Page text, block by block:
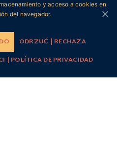
y acceso a cookies en
del navegador.
ODRZUĆ | RECHAZA
| POLÍTICA DE PRIVACIDAD